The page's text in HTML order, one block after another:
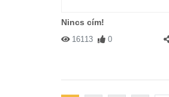
Nincs cím!
16113 0